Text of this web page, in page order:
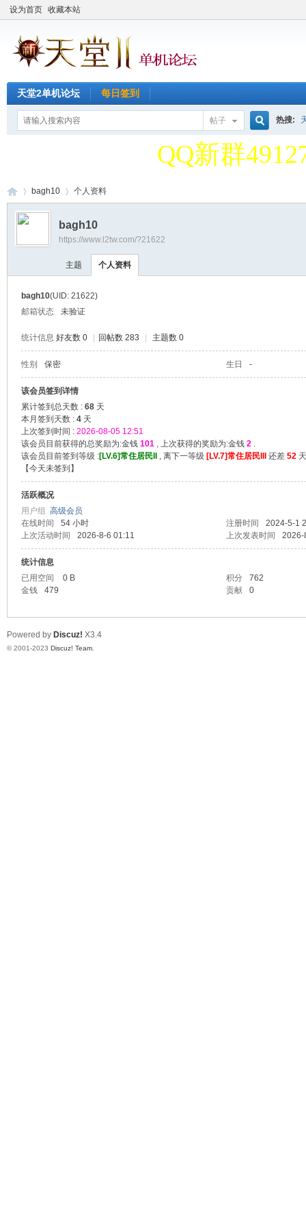
设为首页 收藏本站
天堂2单机论坛 每日签到
帖子 热搜:
天堂2单机
QQ新群
天堂2单机
QQ新群
›
bagh10 个人资料
bagh10
https://www.l2tw.com/?21622
主题 个人资料
bagh10(UID: 21622)
邮箱状态
未验证
统计信息 好友数 0 回帖数 283 主题数 0
性别 保密 生日 -
该会员签到详情
累计签到总天数 : 68 天
本月签到天数 : 4 天
上次签到时间 : 2026-08-05 12:51
该会员目前获得的总奖励为:金钱 101 , 上次获得的奖励为:金钱 2 .
该会员目前签到等级 :[LV.6]常住居民II , 离下一等级 [LV.7]常住居民III 还差 52
【今天未签到 】
活跃概况
用户组 高级会员
在线时间
54 小时 注册时间
2024-5-1
上次活动时间
2026-8-6 01:11 上次发表时间 2026-
统计信息
已用空间
0 B 积分
762
金钱
479 贡献 0
Powered by Discuz! X3.4
© 2001-2023 Discuz! Team